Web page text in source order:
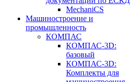
MechaniCS
Машиностроение и
промышленность
КОМПАС
КОМПАС-3D:
базовый
КОМПАС-3D:
Комплекты для